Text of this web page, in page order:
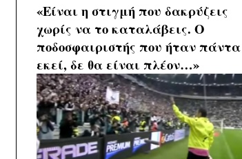
«Είναι η στιγμή που δακρύζεις
χωρίς να το καταλάβεις. Ο
ποδοσφαιριστής που ήταν πάντα
εκεί, δε θα είναι πλέον…»